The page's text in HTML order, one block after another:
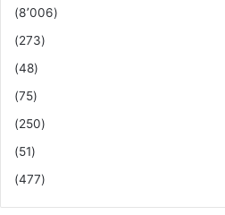
(8٬006)
(273)
(48)
(75)
(250)
(51)
(477)